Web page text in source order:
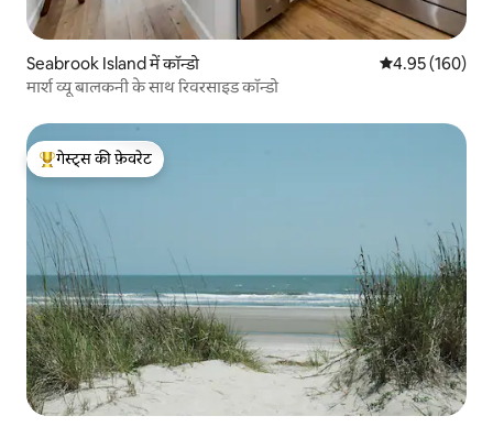
Seabrook Island में कॉन्डो औसत रेटिंग 5 में से
4.95 (160)
मार्श व्यू बालकनी के साथ रिवरसाइड कॉन्डो
गेस्ट्स का टॉप फ़ेवरेट
गेस्ट्स की फ़ेवरेट